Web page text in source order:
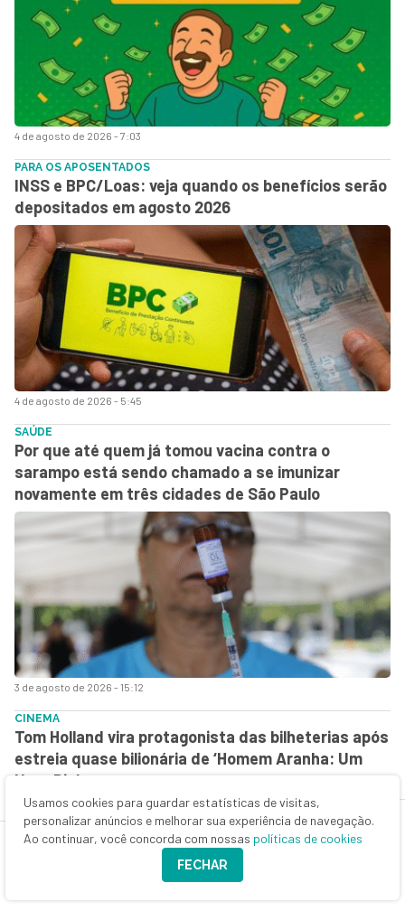
4 de agosto de 2026 - 7:03
4 de agosto de 2026 - 5:45
PARA OS APOSENTADOS
INSS e BPC/Loas: veja quando os benefícios serão
depositados em agosto 2026
3 de agosto de 2026 - 15:12
SAÚDE
Por que até quem já tomou vacina contra o
sarampo está sendo chamado a se imunizar
novamente em três cidades de São Paulo
CINEMA
Tom Holland vira protagonista das bilheterias após
estreia quase bilionária de ‘Homem Aranha: Um
Novo Dia’
Usamos cookies para guardar estatísticas de visitas,
personalizar anúncios e melhorar sua experiência de navegação.
Ao continuar, você concorda com nossas políticas de cookies
FECHAR